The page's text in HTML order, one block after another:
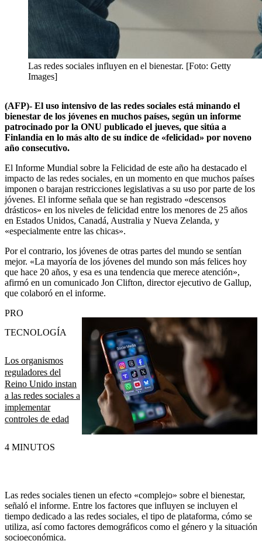
Las redes sociales influyen en el bienestar. [Foto: Getty
Images]
(AFP)- El uso intensivo de las redes sociales está minando el
bienestar de los jóvenes en muchos países, según un informe
patrocinado por la ONU publicado el jueves, que sitúa a
Finlandia en lo más alto de su índice de «felicidad» por noveno
año consecutivo.
El Informe Mundial sobre la Felicidad de este año ha destacado el
impacto de las redes sociales, en un momento en que muchos países
imponen o barajan restricciones legislativas a su uso por parte de los
jóvenes. El informe señala que se han registrado «descensos
drásticos» en los niveles de felicidad entre los menores de 25 años
en Estados Unidos, Canadá, Australia y Nueva Zelanda, y
«especialmente entre las chicas».
Por el contrario, los jóvenes de otras partes del mundo se sentían
mejor. «La mayoría de los jóvenes del mundo son más felices hoy
que hace 20 años, y esa es una tendencia que merece atención»,
afirmó en un comunicado Jon Clifton, director ejecutivo de Gallup,
que colaboró en el informe.
Los organismos
reguladores del
Reino Unido instan
a las redes sociales a
implementar
controles de edad
PRO
TECNOLOGÍA
4 MINUTOS
Las redes sociales tienen un efecto «complejo» sobre el bienestar,
señaló el informe. Entre los factores que influyen se incluyen el
tiempo dedicado a las redes sociales, el tipo de plataforma, cómo se
utiliza, así como factores demográficos como el género y la situación
socioeconómica.